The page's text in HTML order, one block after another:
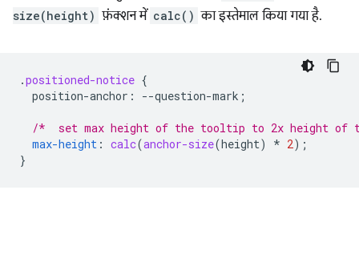
size(height) फ़ंक्शन में calc() का इस्तेमाल किया गया है.
.positioned-notice {
position-anchor : --question-mark ;
/*  set max height of the tooltip to 2x height of
max-height : calc(anchor-size(height) * 2);
}